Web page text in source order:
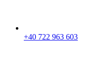
+40 722 963 603